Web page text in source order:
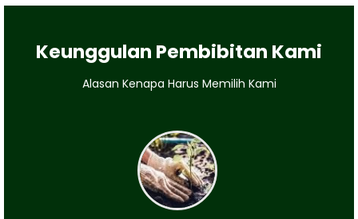
Keunggulan Pembibitan Kami
Alasan Kenapa Harus Memilih Kami